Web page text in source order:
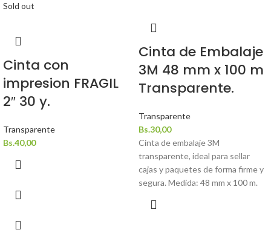
Sold out
Cinta con
impresion FRAGIL
2″ 30 y.
Transparente
Bs.40,00
Cinta de Embalaje
3M 48 mm x 100 m
Transparente.
Transparente
Bs.30,00
Cinta de embalaje 3M
transparente, ideal para sellar
cajas y paquetes de forma firme y
segura. Medida: 48 mm x 100 m.